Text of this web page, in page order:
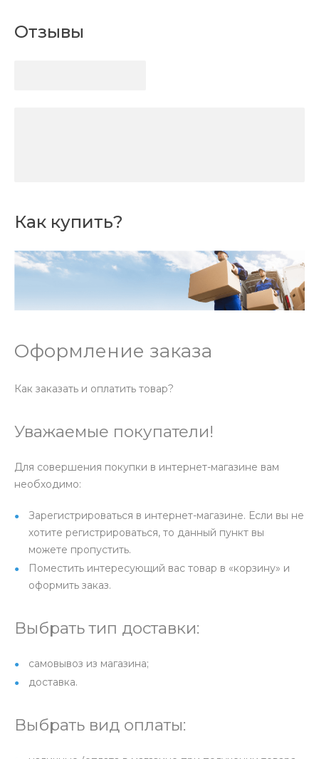
Отзывы
Как купить?
Оформление заказа
Как заказать и оплатить товар?
Уважаемые покупатели!
Для совершения покупки в интернет-магазине вам
необходимо:
Зарегистрироваться в интернет-магазине. Если вы не
хотите регистрироваться, то данный пункт вы
можете пропустить.
Поместить интересующий вас товар в «корзину» и
оформить заказ.
Выбрать тип доставки:
самовывоз из магазина;
доставка.
Выбрать вид оплаты: